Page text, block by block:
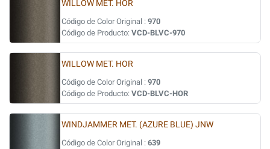
WILLOW MET. HOR
Código de Color Original : 970
Código de Producto: VCD-BLVC-970
WILLOW MET. HOR
Código de Color Original : 970
Código de Producto: VCD-BLVC-HOR
WINDJAMMER MET. (AZURE BLUE) JNW
Código de Color Original : 639